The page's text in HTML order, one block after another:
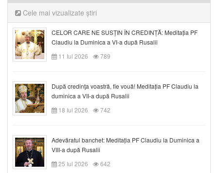
Cele mai vizualizate știri
CELOR CARE NE SUSȚIN ÎN CREDINȚĂ: Meditația PF
Claudiu la Duminica a VI-a după Rusalii
11 Iul 2026
789
După credinţa voastră, fie vouă! Meditația PF Claudiu la
duminica a VII-a după Rusalii
18 Iul 2026
742
Adevăratul banchet: Meditația PF Claudiu la Duminica a
VIII-a după Rusalii
25 Iul 2026
642